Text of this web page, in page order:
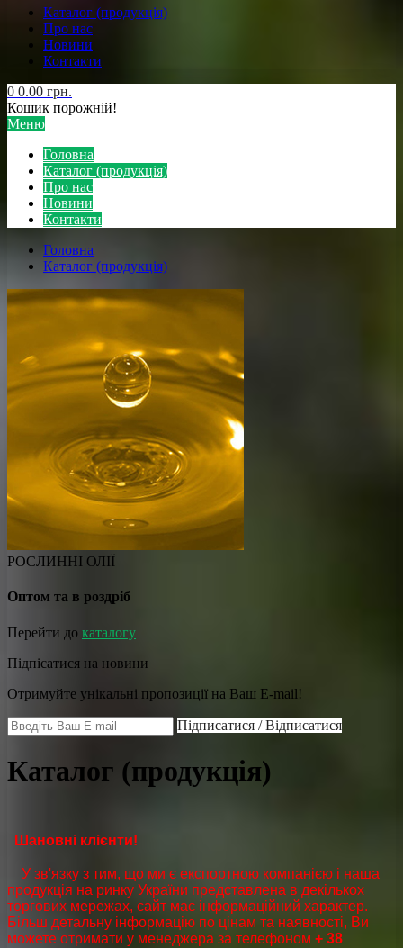
Каталог (продукція)
Про нас
Новини
Контакти
0 0.00 грн.
Кошик порожній!
Меню
Головна
Каталог (продукція)
Про нас
Новини
Контакти
Головна
Каталог (продукція)
РОСЛИННІ ОЛІЇ
Оптом та в роздріб
Перейти до каталогу
Підпісатися на новини
Отримуйте унікальні пропозиції на Ваш E-mail!
Підписатися / Відписатися
Каталог (продукція)
Шановні клієнти!
У зв'язку з тим, що ми є експортною компанією і наша
продукція на ринку України представлена в декількох
торгових мережах, сайт має інформаційний характер.
Більш детальну інформацію по цінам та наявності, Ви
можете отримати у менеджера за телефоном + 38